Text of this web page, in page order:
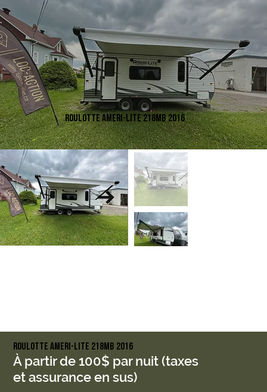
ROULOTTE Ameri-Lite 218MB 2016
ROULOTTE Ameri-Lite 218MB 2016
À partir de 100$ par nuit (taxes
et assurance en sus)